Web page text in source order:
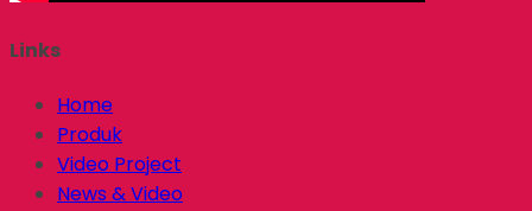
Links
Home
Produk
Video Project
News & Video